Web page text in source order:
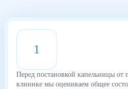
1
Перед постановкой капельницы от
клинике мы оцениваем общее